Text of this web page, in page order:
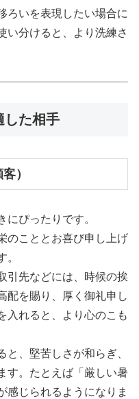
ろいを表現したい場合に
い分けると、より洗練さ
した相手
）
にぴったりです。
のこととお喜び申し上げ
。
引先などには、時候の挨
配を賜り、厚く御礼申し
入れると、より心のこも
と、堅苦しさが和らぎ、
す。たとえば「厳しい暑
感じられるようになりま